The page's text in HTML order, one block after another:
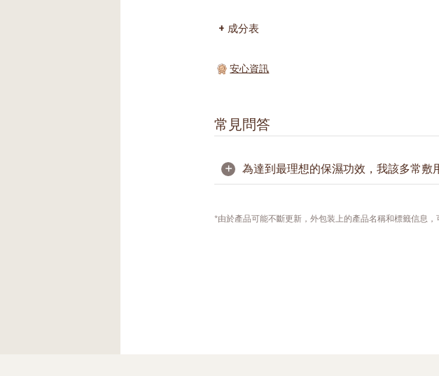
成分表
安心資訊
常見問答
+ 為達到最理想的保濕功效，我該多常敷
用。
*由於產品可能不斷更新，外包装上的產品名稱和標籤信息，